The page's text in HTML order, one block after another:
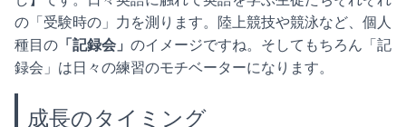
の「受験時の」力を測ります。陸上競技や競泳など、個人
種目の 「記録会」 のイメージですね。そしてもちろん「記
録会」は日々の練習のモチベーターになります。
成長のタイミング